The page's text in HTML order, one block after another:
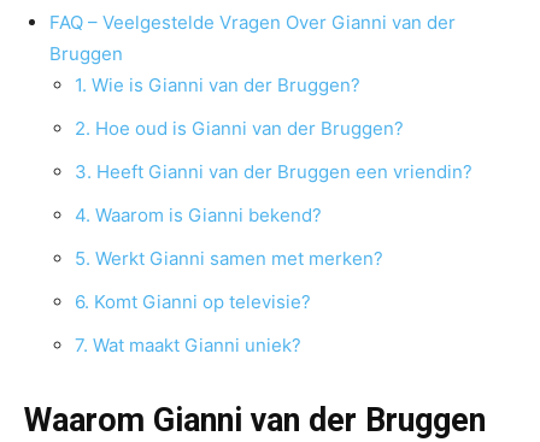
FAQ – Veelgestelde Vragen Over Gianni van der
Bruggen
1. Wie is Gianni van der Bruggen?
2. Hoe oud is Gianni van der Bruggen?
3. Heeft Gianni van der Bruggen een vriendin?
4. Waarom is Gianni bekend?
5. Werkt Gianni samen met merken?
6. Komt Gianni op televisie?
7. Wat maakt Gianni uniek?
Waarom Gianni van der Bruggen